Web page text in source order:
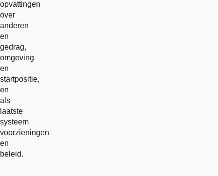
opvattingen
over
anderen
en
gedrag,
omgeving
en
startpositie,
en
als
laatste
systeem
voorzieningen
en
beleid.